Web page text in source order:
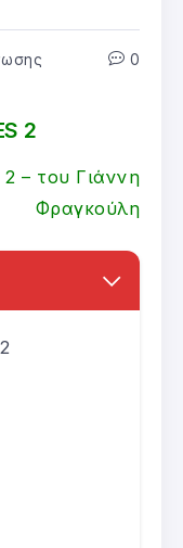
0
2
2 – του Γιάννη
Φραγκούλη